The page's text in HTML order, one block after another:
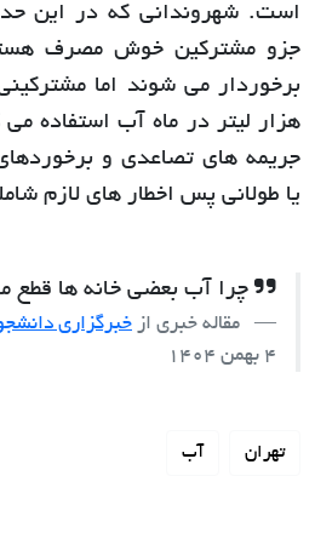
است. شهروندانی که در این
جزو مشترکین خوش مصرف
هزار لیتر در ماه آب استفاده
جریمه های تصاعدی و
یا طولانی پس اخطار های لازم
چرا آب بعضی خانه ها قطع
مقاله خبری از خبرگزاری
4 بهمن 1404
تهران آب